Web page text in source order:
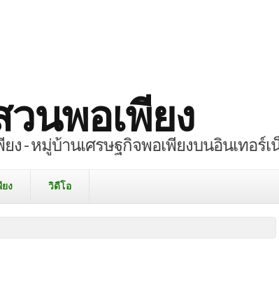
นพอเพียง
ง - หมู่บ้านเศรษฐกิจพอเพียงบนอินเทอร์
ง วิดีโอ